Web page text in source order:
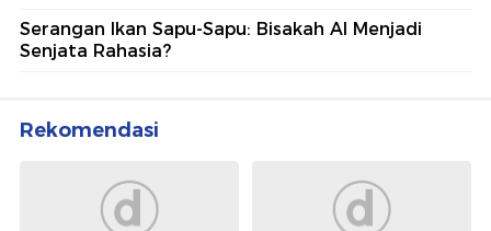
Serangan Ikan Sapu-Sapu: Bisakah AI Menjadi
Senjata Rahasia?
Rekomendasi